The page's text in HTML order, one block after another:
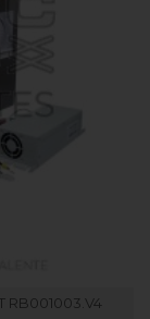
RB001003.V4